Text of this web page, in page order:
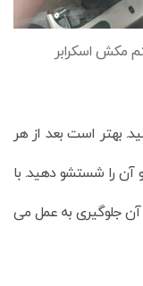
مکش اسکرابر
بهتر است بعد از هر
و آن را شستشو دهید. با
آن جلوگیری به عمل می